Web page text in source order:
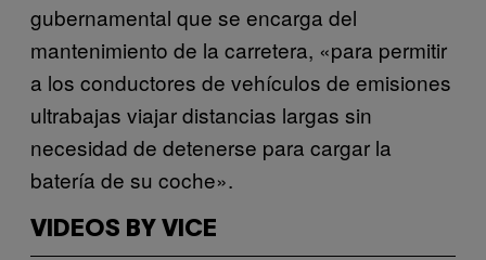
gubernamental que se encarga del
mantenimiento de la carretera, «para permitir
a los conductores de vehículos de emisiones
ultrabajas viajar distancias largas sin
necesidad de detenerse para cargar la
batería de su coche».
VIDEOS BY VICE